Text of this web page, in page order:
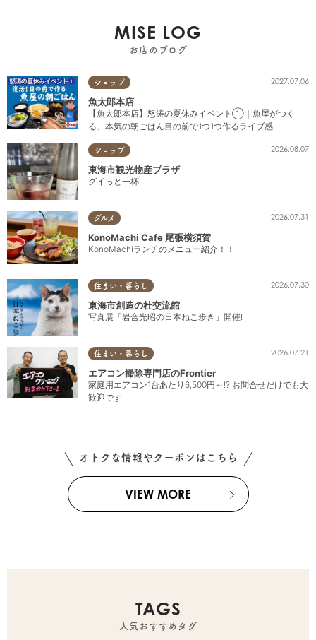
MISE LOG
お店のブログ
ショップ 2027.07.06
魚太郎本店
【魚太郎本店】怒涛の夏休みイベント①｜魚屋がつく
る、本気の朝ごはん目の前で1つ1つ作るライブ感
ショップ 2026.08.07
東海市観光物産プラザ
グイっと一杯
グルメ 2026.07.31
KonoMachi Cafe 尾張横須賀
KonoMachiランチのメニュー紹介！！
住まい・暮らし 2026.07.30
東海市創造の杜交流館
写真展「岩合光昭の日本ねこ歩き」開催!
住まい・暮らし 2026.07.21
エアコン掃除専門店のFrontier
家庭用エアコン1台あたり6,500円～!? お問合せだけでも大
歓迎です
オトクな情報やクーポンはこちら
VIEW MORE
TAGS
人気おすすめタグ